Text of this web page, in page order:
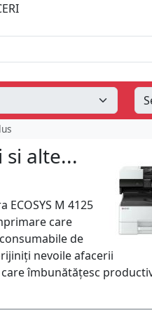
si alte...
M 4125
care
de
nevoile afacerii
îmbunătățesc